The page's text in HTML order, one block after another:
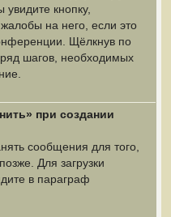
кнопку,
на него, если это
Щёлкнув по
шагов, необходимых
при создании
сообщения для того,
Для загрузки
в параграф